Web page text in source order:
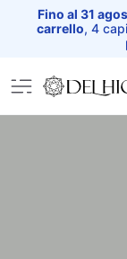
Fino al 31
carrello, 4
Home